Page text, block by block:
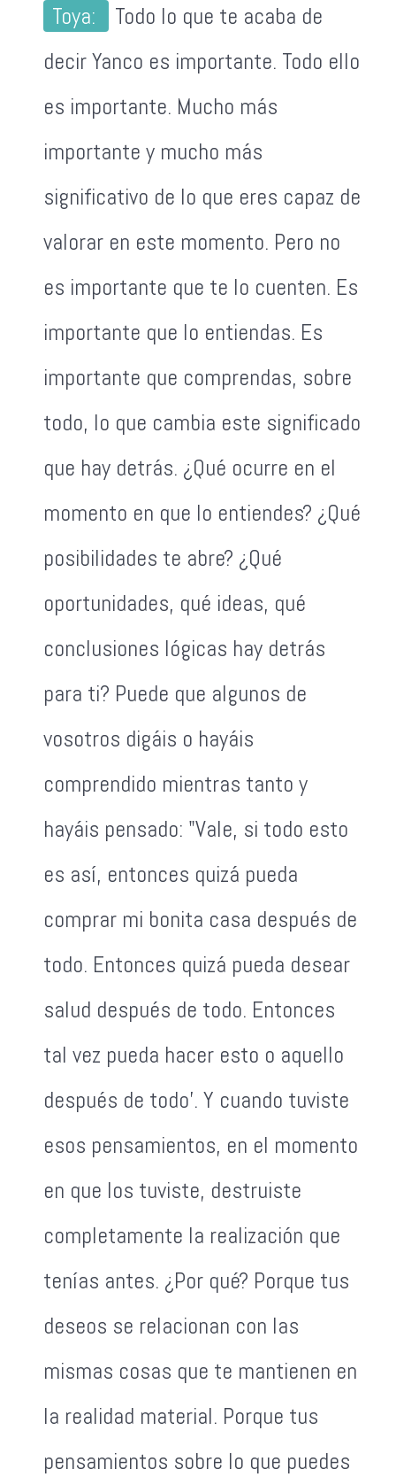
Toya:
Todo lo que te acaba de
decir Yanco es importante. Todo ello
es importante. Mucho más
importante y mucho más
significativo de lo que eres capaz de
valorar en este momento. Pero no
es importante que te lo cuenten. Es
importante que lo entiendas. Es
importante que comprendas, sobre
todo, lo que cambia este significado
que hay detrás. ¿Qué ocurre en el
momento en que lo entiendes? ¿Qué
posibilidades te abre? ¿Qué
oportunidades, qué ideas, qué
conclusiones lógicas hay detrás
para ti? Puede que algunos de
vosotros digáis o hayáis
comprendido mientras tanto y
hayáis pensado: "Vale, si todo esto
es así, entonces quizá pueda
comprar mi bonita casa después de
todo. Entonces quizá pueda desear
salud después de todo. Entonces
tal vez pueda hacer esto o aquello
después de todo'. Y cuando tuviste
esos pensamientos, en el momento
en que los tuviste, destruiste
completamente la realización que
tenías antes. ¿Por qué? Porque tus
deseos se relacionan con las
mismas cosas que te mantienen en
la realidad material. Porque tus
pensamientos sobre lo que puedes